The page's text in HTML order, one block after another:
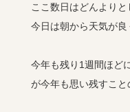
ここ数日はどんよりと
今日は朝から天気が
今年も残り1週間ほど
が今年も思い残すこ